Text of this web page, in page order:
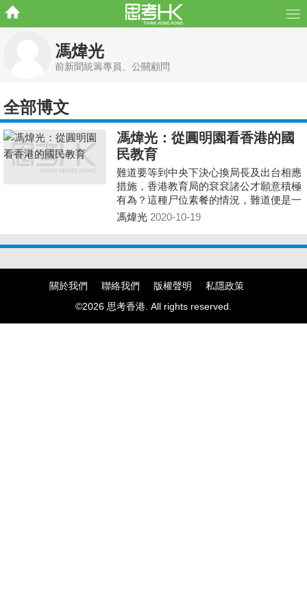
馮煒光
前新聞統籌專員、公關顧問
全部博文
馮煒光：從圓明園看香港的國
民教育
難道要等到中央下決心換局長及出台相應
措施，香港教育局的袞袞諸公才願意積極
有為？這種尸位素餐的情況，難道便是一
眾自詡天子門生，高人一等的政務主任的
馮煒光 2020-10-19
關於我們 聯絡我們 版權聲明
私隱政策
©2026 思考香港. All rights reserved.